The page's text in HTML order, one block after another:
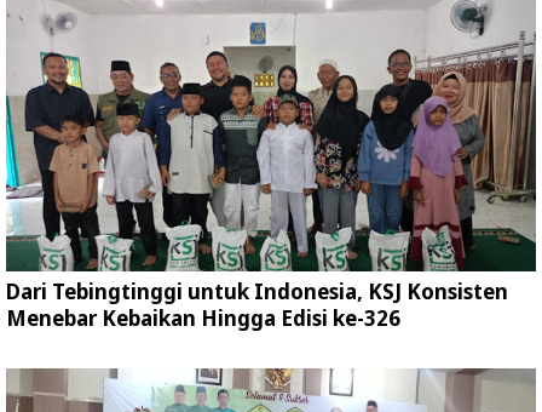
Dari Tebingtinggi untuk Indonesia, KSJ Konsisten
Menebar Kebaikan Hingga Edisi ke-326